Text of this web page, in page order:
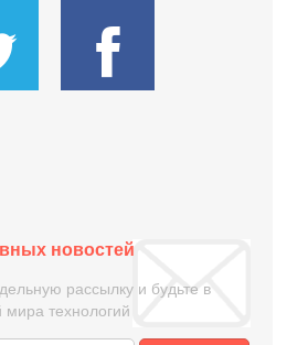
новостей
рассылку и будьте в
мира технологий